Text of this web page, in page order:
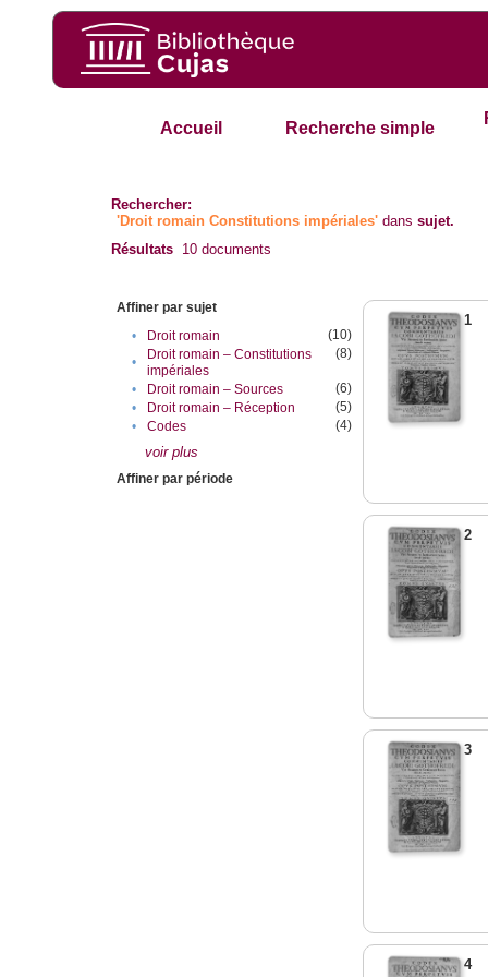
Accueil Recherche simple
Rechercher:
'Droit romain Constitutions impériales' danssujet.
Résultats 10 documents
Affiner par sujet
•
Droit romain
(10)
•
Droit romain – Constitutions
impériales
(8)
• Droit romain – Sources
(6)
•
Droit romain – Réception
(5)
•
Codes (4)
voir plus
Affiner par période
1
2
3
4